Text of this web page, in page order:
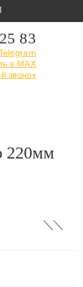
83
в MAX
звонок
220мм
›